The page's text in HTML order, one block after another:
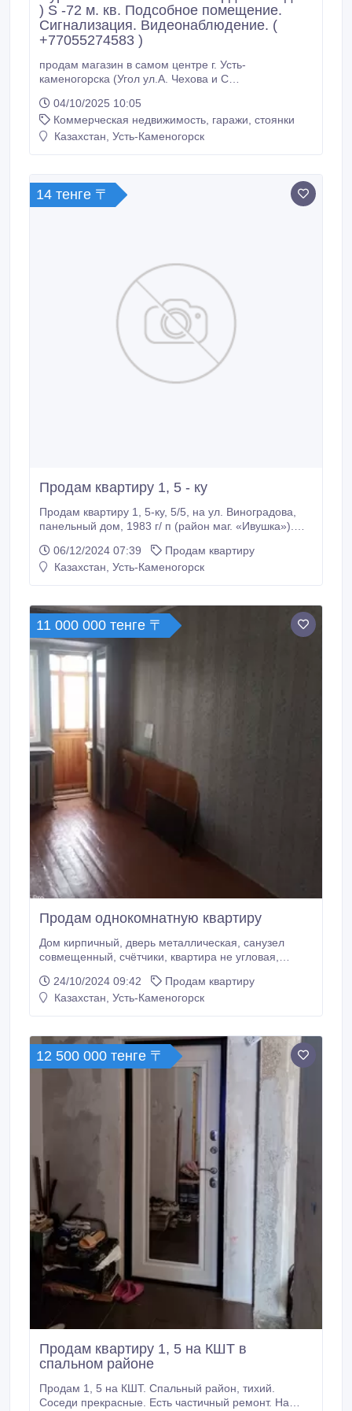
) S -72 м. кв. Подсобное помещение.
Сигнализация. Видеонаблюдение. (
+77055274583 )
продам магазин в самом центре г. Усть-
каменогорска (Угол ул.А. Чехова и С
кв. Подсобное помещение. Сигнализация.
Видеонаблюдение. ( +77055274583 ).
04/10/2025 10:05
Коммерческая недвижимость, гаражи, стоянки
Казахстан, Усть-Каменогорск
14 тенге 〒
Продам квартиру 1, 5 - ку
Продам квартиру 1, 5-ку, 5/5, на ул. Виноградова,
панельный дом, 1983 г/ п (район маг. «Ивушка»).
Окна выходят на юго-восток с видом на горы.
Жилье также удобно для студентов, рядом ВКТУ им.
06/12/2024 07:39
Продам квартиру
Казахстан, Усть-Каменогорск
11 000 000 тенге 〒
Продам однокомнатную квартиру
Дом кирпичный, дверь металлическая, санузел
совмещенный, счётчики, квартира не угловая,
пластиковое, большие подоконники, вид из окон во
двор, балкон застеклён. Очень тёплая и светлая
24/10/2024 09:42
Продам квартиру
Казахстан, Усть-Каменогорск
12 500 000 тенге 〒
Продам квартиру 1, 5 на КШТ в
спальном районе
Продам 1, 5 на КШТ. Спальный район, тихий.
Соседи прекрасные. Есть частичный ремонт. На